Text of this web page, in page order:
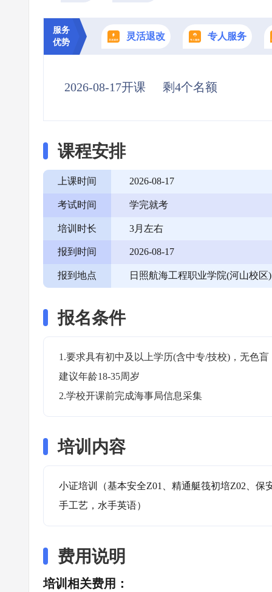
服务
优势
灵活退改 专人服务
2026-08-17开课 剩4个名额
课程安排
上课时间 2026-08-17
考试时间 学完就考
培训时长 3月左右
报到时间 2026-08-17
报到地点 日照航海工程职业学院(河山校
报名条件
1.要求具有初中及以上学历(含中专/技校)，无色
建议年龄18-35周岁
2.学校开课前完成海事局信息采集
培训内容
小证培训（基本安全Z01、精通艇筏初培Z02、
手工艺，水手英语）
费用说明
培训相关费用：